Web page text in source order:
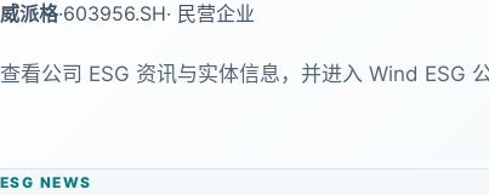
威派格·603956.SH· 民营企业
查看公司 ESG 资讯与实体信息，并进入 Wind ESG
ESG NEWS